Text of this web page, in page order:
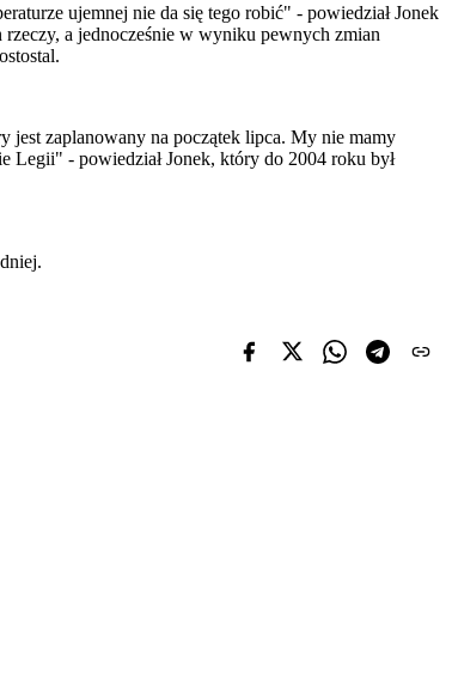
ujemnej nie da się tego robić" - powiedział Jonek
a jednocześnie w wyniku pewnych zmian
jest zaplanowany na początek lipca. My nie mamy
Legii" - powiedział Jonek, który do 2004 roku był